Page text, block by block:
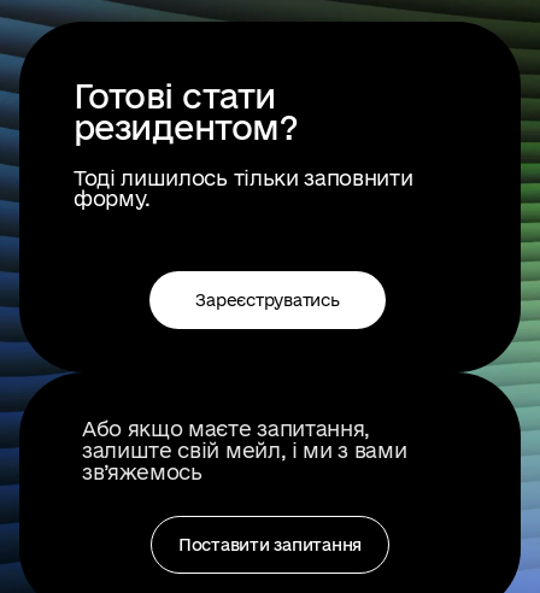
Готові стати
резидентом?
Тоді лишилось тільки заповнити
форму.
Зареєструватись
Або якщо маєте запитання,
залиште свій мейл, і ми з вами
зв’яжемось
Поставити запитання